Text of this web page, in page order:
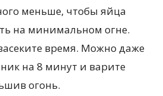
меньше, чтобы яйца
на минимальном огне.
время. Можно даже
на 8 минут и варите
огонь.